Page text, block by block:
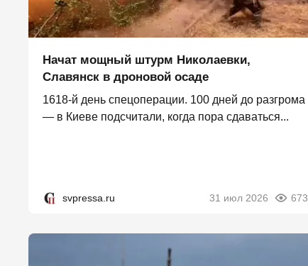
Начат мощный штурм Николаевки,
Славянск в дроновой осаде
1618-й день спецоперации. 100 дней до разгрома
— в Киеве подсчитали, когда пора сдаваться...
svpressa.ru 31 июл 2026 673